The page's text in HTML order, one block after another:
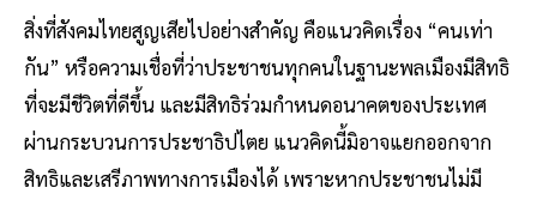
สิ่งที่สังคมไทยสูญเสียไปอย่างสำคัญ คือแนวคิดเรื่อง “คนเท่า
กัน” หรือความเชื่อที่ว่าประชาชนทุกคนในฐานะพลเมืองมีสิทธิ
ที่จะมีชีวิตที่ดีขึ้น และมีสิทธิร่วมกำหนดอนาคตของประเทศ
ผ่านกระบวนการประชาธิปไตย แนวคิดนี้มิอาจแยกออกจาก
สิทธิและเสรีภาพทางการเมืองได้ เพราะหากประชาชนไม่มี